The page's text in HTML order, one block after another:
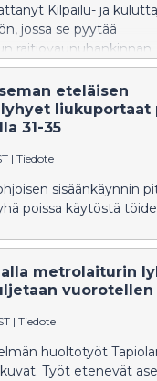
Kilpailu- ja
jossa se pyytää
raitiovaunuhankinnan
eteläisen
liukuportaat
31-35
| Tiedote
sisäänkäynnin
poissa käytöstä
metrolaiturin
vuorotellen
| Tiedote
huoltotyöt
Työt etenevät